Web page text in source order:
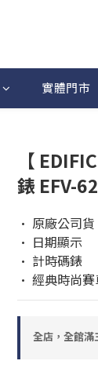
實體門市
【
錶 EFV-
• 原廠公司貨
• 日期顯示
• 計時碼錶
• 經典時尚
全店，全館滿